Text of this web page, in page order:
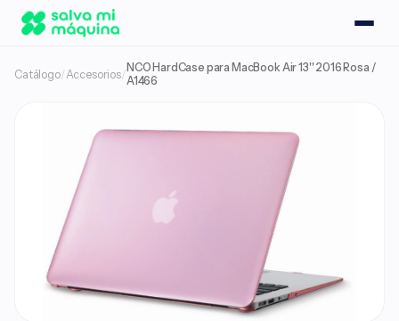
Catálogo/ Accesorios/ NCO HardCase para MacBook Air 13'' 2016 Rosa /
A1466